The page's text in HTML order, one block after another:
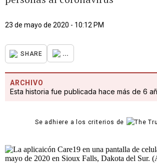
23 de mayo de 2020 - 10:12 PM
SHARE ...
ARCHIVO
Esta historia fue publicada hace más de 6
Se adhiere a los criterios de